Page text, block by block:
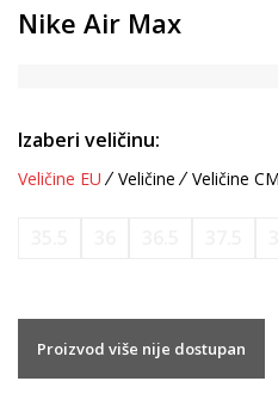
Nike Air Max
Izaberi veličinu:
Veličine EU Veličine Veličine CM
Proizvod više nije dostupan